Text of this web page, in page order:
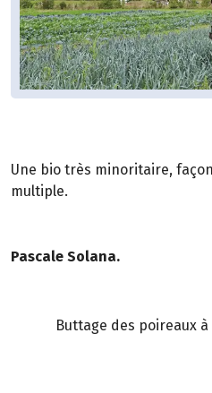
Une bio très minoritaire,
multiple.
Pascale Solana.
Buttage des poireaux